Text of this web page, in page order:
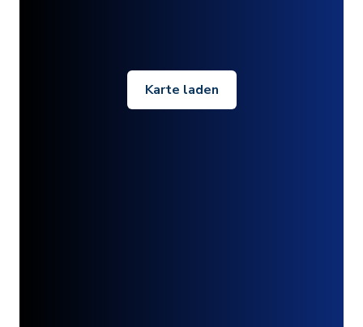
Karte laden